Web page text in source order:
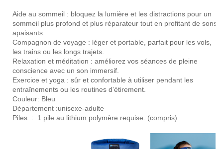
Aide au sommeil : bloquez la lumière et les distractions pour un
sommeil plus profond et plus réparateur tout en profitant de sons
apaisants.
Compagnon de voyage : léger et portable, parfait pour les vols,
les trains ou les longs trajets.
Relaxation et méditation : améliorez vos séances de pleine
conscience avec un son immersif.
Exercice et yoga : sûr et confortable à utiliser pendant les
entraînements ou les routines d'étirement.
Couleur: Bleu
Département :unisexe-adulte
Piles ‏ : ‎ 1 pile au lithium polymère requise. (compris)